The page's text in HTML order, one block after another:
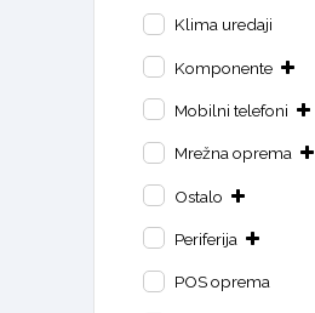
Klima uredaji
Komponente
Mobilni telefoni
Mrežna oprema
Ostalo
Periferija
POS oprema